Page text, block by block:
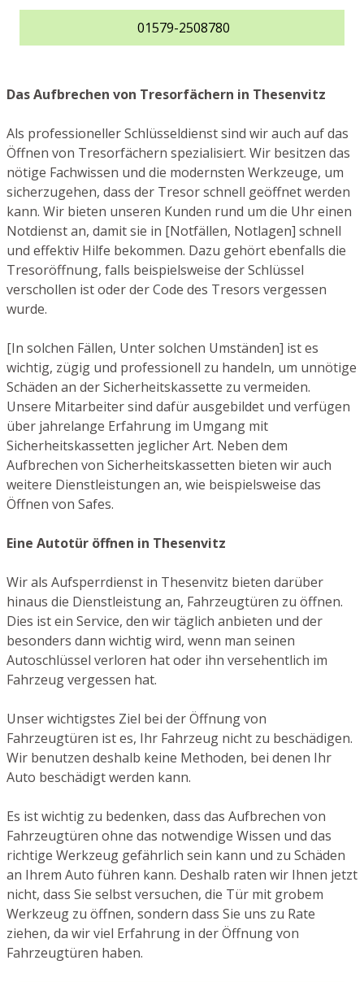
01579-2508780
Das Aufbrechen von Tresorfächern in Thesenvitz
Als professioneller Schlüsseldienst sind wir auch auf das
Öffnen von Tresorfächern spezialisiert. Wir besitzen das
nötige Fachwissen und die modernsten Werkzeuge, um
sicherzugehen, dass der Tresor schnell geöffnet werden
kann. Wir bieten unseren Kunden rund um die Uhr einen
Notdienst an, damit sie in [Notfällen, Notlagen] schnell
und effektiv Hilfe bekommen. Dazu gehört ebenfalls die
Tresoröffnung, falls beispielsweise der Schlüssel
verschollen ist oder der Code des Tresors vergessen
wurde.
[In solchen Fällen, Unter solchen Umständen] ist es
wichtig, zügig und professionell zu handeln, um unnötige
Schäden an der Sicherheitskassette zu vermeiden.
Unsere Mitarbeiter sind dafür ausgebildet und verfügen
über jahrelange Erfahrung im Umgang mit
Sicherheitskassetten jeglicher Art. Neben dem
Aufbrechen von Sicherheitskassetten bieten wir auch
weitere Dienstleistungen an, wie beispielsweise das
Öffnen von Safes.
Eine Autotür öffnen in Thesenvitz
Wir als Aufsperrdienst in Thesenvitz bieten darüber
hinaus die Dienstleistung an, Fahrzeugtüren zu öffnen.
Dies ist ein Service, den wir täglich anbieten und der
besonders dann wichtig wird, wenn man seinen
Autoschlüssel verloren hat oder ihn versehentlich im
Fahrzeug vergessen hat.
Unser wichtigstes Ziel bei der Öffnung von
Fahrzeugtüren ist es, Ihr Fahrzeug nicht zu beschädigen.
Wir benutzen deshalb keine Methoden, bei denen Ihr
Auto beschädigt werden kann.
Es ist wichtig zu bedenken, dass das Aufbrechen von
Fahrzeugtüren ohne das notwendige Wissen und das
richtige Werkzeug gefährlich sein kann und zu Schäden
an Ihrem Auto führen kann. Deshalb raten wir Ihnen jetzt
nicht, dass Sie selbst versuchen, die Tür mit grobem
Werkzeug zu öffnen, sondern dass Sie uns zu Rate
ziehen, da wir viel Erfahrung in der Öffnung von
Fahrzeugtüren haben.